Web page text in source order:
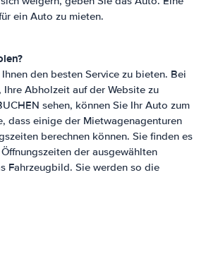
ein Auto zu mieten.
den besten Service zu bieten. Bei
Abholzeit auf der Website zu
sehen, können Sie Ihr Auto zum
dass einige der Mietwagenagenturen
berechnen können. Sie finden es
der ausgewählten
Fahrzeugbild. Sie werden so die